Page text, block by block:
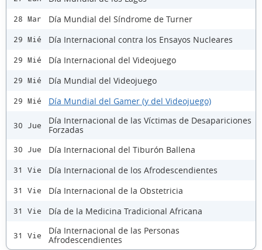
28 Mar Día Mundial del Síndrome de Turner
29 Mié Día Internacional contra los Ensayos Nucleares
29 Mié Día Internacional del Videojuego
29 Mié Día Mundial del Videojuego
29 Mié Día Mundial del Gamer (y del Videojuego)
30 Jue
Día Internacional de las Víctimas de Desapariciones
Forzadas
30 Jue Día Internacional del Tiburón Ballena
31 Vie Día Internacional de los Afrodescendientes
31 Vie Día Internacional de la Obstetricia
31 Vie Día de la Medicina Tradicional Africana
31 Vie
Día Internacional de las Personas
Afrodescendientes